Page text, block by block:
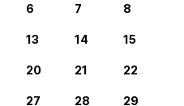
6 7 8
13 14 15
20 21 22
27 28 29